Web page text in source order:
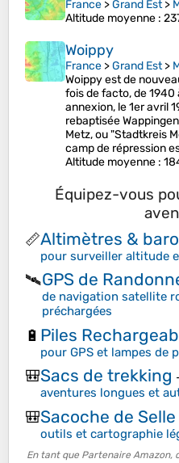
France >Grand Est>
Altitude moyenne :
Woippy
France >Grand Est>
Woippy est de
fois de facto, de
annexion, le 1er avril
rebaptisée
Metz, ou "Stadtkreis
camp de répression
Altitude moyenne :
Équipez-vous
📏Altimètres &
pour surveiller altitude
🛰️GPS de
de navigation satellite
préchargées
🔋 Piles
pour GPS et lampes de
🎒Sacs de trekking
aventures longues et
🎒Sacoche de Selle
outils et cartographie
En tant que Partenaire Amazon,